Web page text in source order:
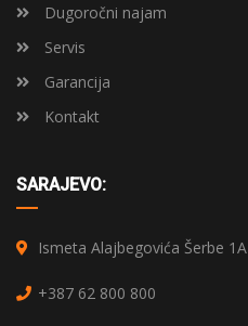
Dugoročni najam
Servis
Garancija
Kontakt
SARAJEVO:
Ismeta Alajbegovića Šerbe 1A
+387 62 800 800